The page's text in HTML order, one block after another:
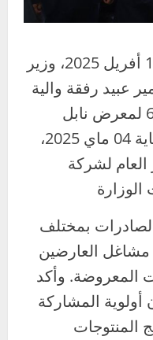
افتتح، مساء أمس الجمعة 18 أفريل 2025، وزير
عبيد رفقة والية
نابل هناء شوشاني الدورة 62 لمعرض نابل
الدولي والذي يتواصل إلى غاية 04 ماي 2025،
لشركة
بمختلف
العارضين
المعروضة. وأكد
أولوية المشاركة
المنتوجات